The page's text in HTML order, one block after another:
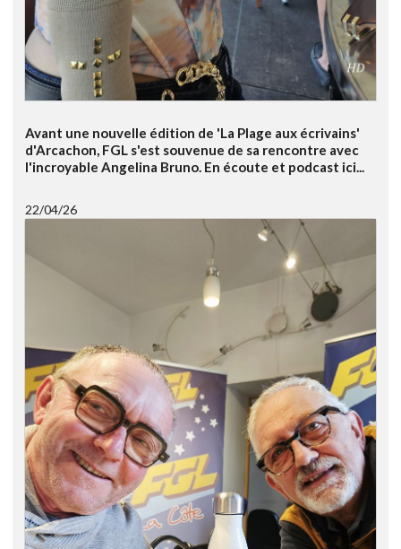
Avant une nouvelle édition de 'La Plage aux écrivains'
d'Arcachon, FGL s'est souvenue de sa rencontre avec
l'incroyable Angelina Bruno. En écoute et podcast ici...
22/04/26